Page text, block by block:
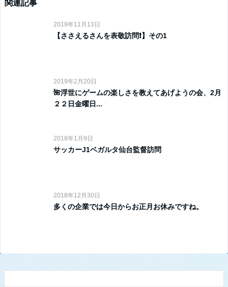
関連記事
2019年11月13日
【ささえるさんを表敬訪問❗️】その1
2019年2月20日
🌺浮世にゲームの楽しさを教えてあげようの会、2月
２２日金曜日...
2018年1月9日
サッカーJ1ベガルタ仙台監督訪問
2018年12月30日
多くの企業では今日からお正月お休みですね。